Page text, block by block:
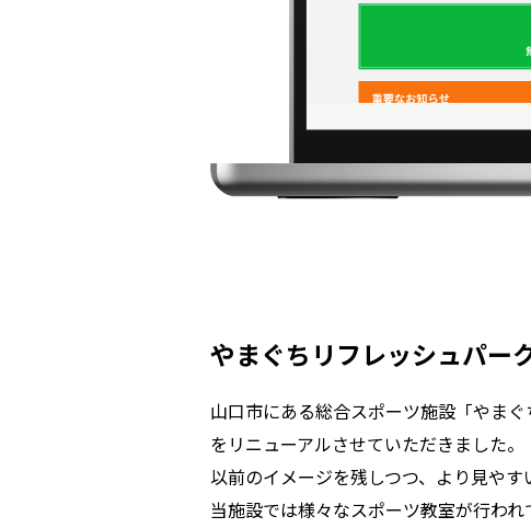
やまぐちリフレッシュパー
山口市にある総合スポーツ施設「やま
をリニューアルさせていただきました。
以前のイメージを残しつつ、より見やす
当施設では様々なスポーツ教室が行わ